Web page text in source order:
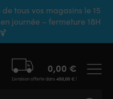
tous vos magasins le 15
journée – fermeture 18H
0,00 €
Livraison offerte dans450,00 €!